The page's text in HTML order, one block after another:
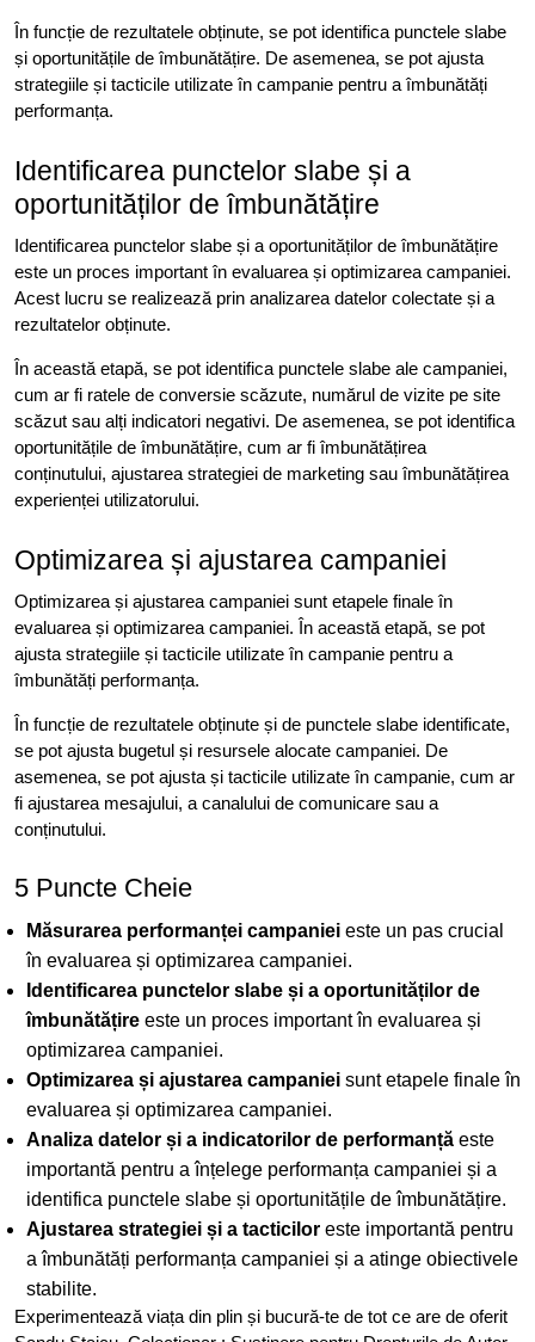
În funcție de rezultatele obținute, se pot identifica punctele slabe
și oportunitățile de îmbunătățire. De asemenea, se pot ajusta
strategiile și tacticile utilizate în campanie pentru a îmbunătăți
performanța.
Identificarea punctelor slabe și a
oportunităților de îmbunătățire
Identificarea punctelor slabe și a oportunităților de îmbunătățire
este un proces important în evaluarea și optimizarea campaniei.
Acest lucru se realizează prin analizarea datelor colectate și a
rezultatelor obținute.
În această etapă, se pot identifica punctele slabe ale campaniei,
cum ar fi ratele de conversie scăzute, numărul de vizite pe site
scăzut sau alți indicatori negativi. De asemenea, se pot identifica
oportunitățile de îmbunătățire, cum ar fi îmbunătățirea
conținutului, ajustarea strategiei de marketing sau îmbunătățirea
experienței utilizatorului.
Optimizarea și ajustarea campaniei
Optimizarea și ajustarea campaniei sunt etapele finale în
evaluarea și optimizarea campaniei. În această etapă, se pot
ajusta strategiile și tacticile utilizate în campanie pentru a
îmbunătăți performanța.
În funcție de rezultatele obținute și de punctele slabe identificate,
se pot ajusta bugetul și resursele alocate campaniei. De
asemenea, se pot ajusta și tacticile utilizate în campanie, cum ar
fi ajustarea mesajului, a canalului de comunicare sau a
conținutului.
5 Puncte Cheie
Măsurarea performanței campaniei este un pas crucial
în evaluarea și optimizarea campaniei.
Identificarea punctelor slabe și a oportunităților de
îmbunătățire este un proces important în evaluarea și
optimizarea campaniei.
Optimizarea și ajustarea campaniei sunt etapele finale în
evaluarea și optimizarea campaniei.
Analiza datelor și a indicatorilor de performanță este
importantă pentru a înțelege performanța campaniei și a
identifica punctele slabe și oportunitățile de îmbunătățire.
Ajustarea strategiei și a tacticilor este importantă pentru
a îmbunătăți performanța campaniei și a atinge obiectivele
stabilite.
Experimentează viața din plin și bucură-te de tot ce are de oferit